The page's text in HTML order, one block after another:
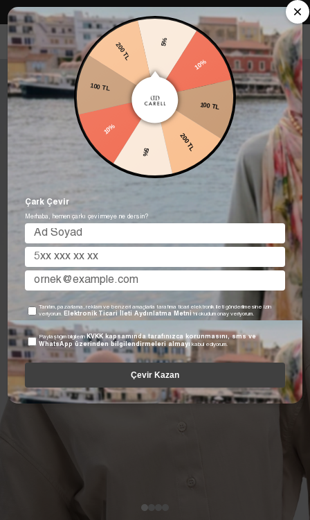
Carell in Roma Koleksiyonu Şimdi Satışta! Hemen keşfet.
5%
10%
100 TL
200 TL
5%
10%
100 TL
200 TL
Çark Çevir
Merhaba, hemen çarkı çevirmeye ne dersin?
Tanıtım, pazarlama, reklam ve benzeri amaçlarla tarafıma ticari elektronik ileti gönderilmesine izin
veriyorum. Elektronik Ticari İleti Aydınlatma Metni 'ni okudum onay veriyorum.
Paylaştığım bilgilerin KVKK kapsamında tarafınızca korunmasını, sms ve
WhatsApp üzerinden bilgilendirmeleri almayı
kabul ediyorum.
Çevir Kazan